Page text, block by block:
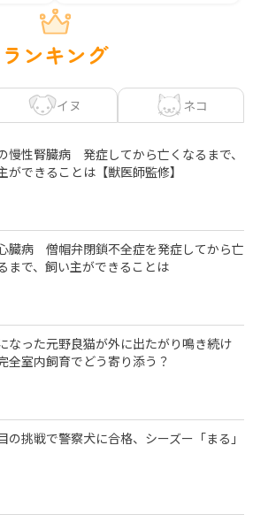
ランキング
イヌ ネコ
慢性腎臓病 発症してから亡くなるまで、
ができることは【獣医師監修】
臓病 僧帽弁閉鎖不全症を発症してから亡
まで、飼い主ができることは
なった元野良猫が外に出たがり鳴き続け
室内飼育でどう寄り添う？
の挑戦で警察犬に合格、シーズー「まる」